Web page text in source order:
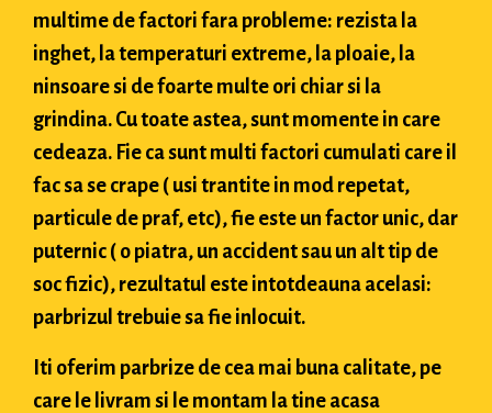
multime de factori fara probleme: rezista la
inghet, la temperaturi extreme, la ploaie, la
ninsoare si de foarte multe ori chiar si la
grindina. Cu toate astea, sunt momente in care
cedeaza. Fie ca sunt multi factori cumulati care il
fac sa se crape ( usi trantite in mod repetat,
particule de praf, etc), fie este un factor unic, dar
puternic ( o piatra, un accident sau un alt tip de
soc fizic), rezultatul este intotdeauna acelasi:
parbrizul trebuie sa fie inlocuit.
Iti oferim parbrize de cea mai buna calitate, pe
care le livram si le montam la tine acasa